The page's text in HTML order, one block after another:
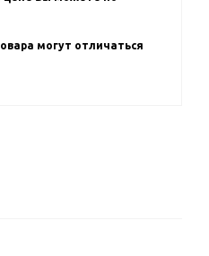
могут отличаться